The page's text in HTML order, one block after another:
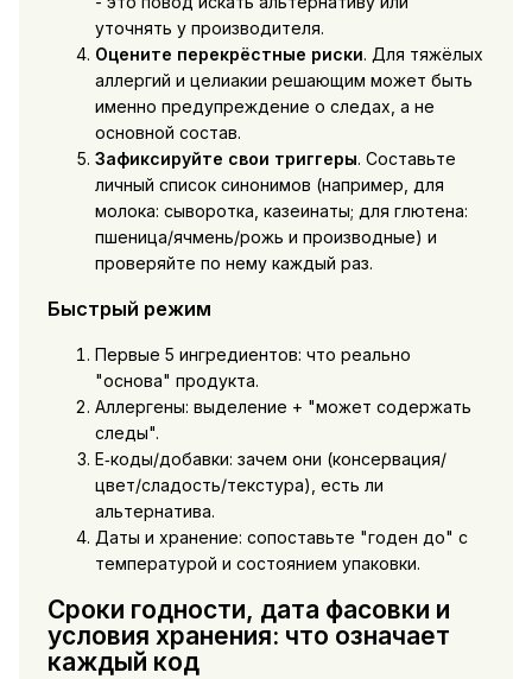
уточнять у производителя.
Оцените перекрёстные риски. Для тяжёлых
аллергий и целиакии решающим может быть
именно предупреждение о следах, а не
основной состав.
Зафиксируйте свои триггеры. Составьте
личный список синонимов (например, для
молока: сыворотка, казеинаты; для глютена:
пшеница/ячмень/рожь и производные) и
проверяйте по нему каждый раз.
Быстрый режим
Первые 5 ингредиентов: что реально
"основа" продукта.
Аллергены: выделение + "может содержать
следы".
E‑коды/добавки: зачем они (консервация/
цвет/сладость/текстура), есть ли
альтернатива.
Даты и хранение: сопоставьте "годен до" с
температурой и состоянием упаковки.
Сроки годности, дата фасовки и
условия хранения: что означает
каждый код